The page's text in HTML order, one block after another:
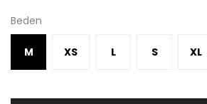
Beden
M XS L S XL